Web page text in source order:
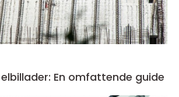
En omfattende guide